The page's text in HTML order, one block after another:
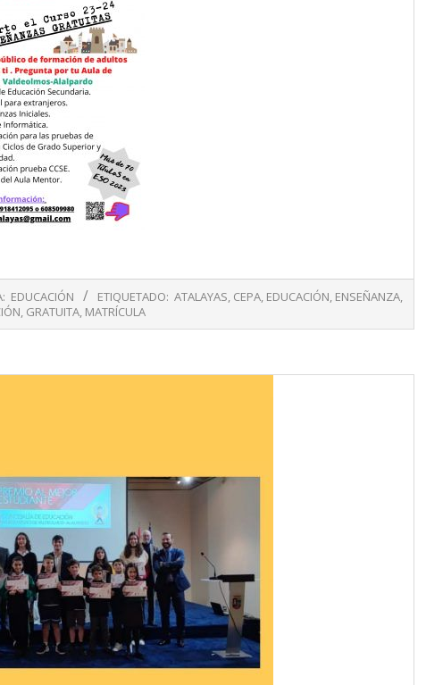
EDUCACIÓN ETIQUETADO: ATALAYAS, CEPA, EDUCACIÓN, ENSEÑANZA,
, GRATUITA, MATRÍCULA